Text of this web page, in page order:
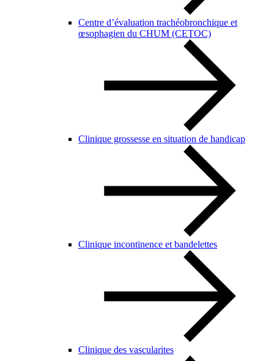
Centre d’évaluation trachéobronchique et
œsophagien du CHUM (CETOC)
Clinique grossesse en situation de handicap
Clinique incontinence et bandelettes
Clinique des vascularites